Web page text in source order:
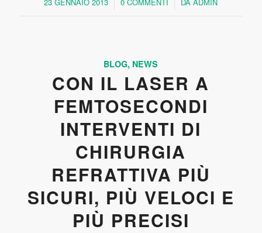
/ /
BLOG, NEWS
CON IL LASER A
FEMTOSECONDI
INTERVENTI DI
CHIRURGIA
REFRATTIVA PIÙ
SICURI, PIÙ VELOCI E
PIÙ PRECISI